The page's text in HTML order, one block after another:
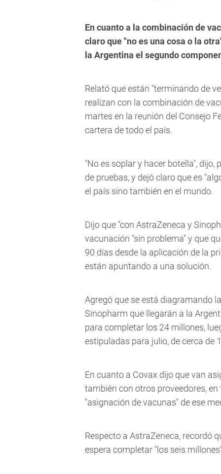
En cuanto a la combinación de
claro que "no es una cosa o la
la Argentina el segundo
Relató que están "terminando de
realizan con la combinación de
martes en la reunión del Consejo
cartera de todo el país.
"No es soplar y hacer botella",
de pruebas, y dejó claro que es
el país sino también en el mundo.
Dijo que "con AstraZeneca y
vacunación "sin problema" y que
90 días desde la aplicación de la
están apuntando a una solución.
Agregó que se está diagramando
Sinopharm que llegarán a la
para completar los 24 millones,
estipuladas para julio, de cerca de
En cuanto a Covax dijo que van
también con otros proveedores,
"asignación de vacunas" de ese
Respecto a AstraZeneca, recordó
espera completar "los seis